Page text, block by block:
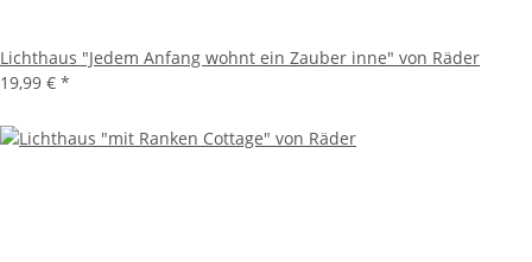
Lichthaus "Jedem Anfang wohnt ein Zauber inne" von Räder
19,99 € *